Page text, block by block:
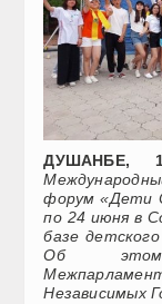
ДУШАНБЕ,
форум «Дети
по 24 июня в
базе
Об этом
Независимых